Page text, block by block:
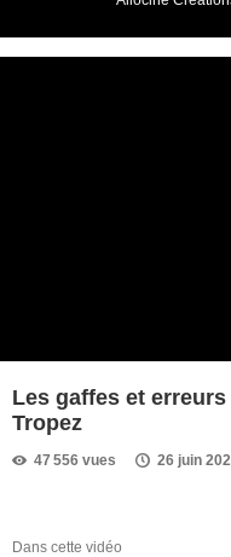
Les gaffes et
Tropez
47 556 vues 26 juin
Dans cette vidéo